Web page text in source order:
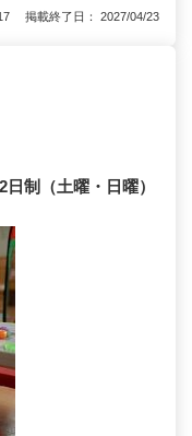
掲載終了日： 2027/04/23
制（土曜・日曜）